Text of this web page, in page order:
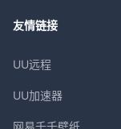
友情链接
UU远程
UU加速器
网易千千壁纸